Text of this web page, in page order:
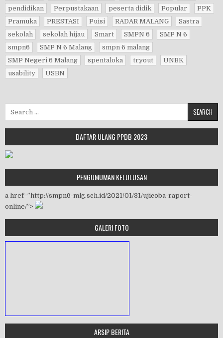
pendidikan
Perpustakaan peserta didik Popular
PPK
Pramuka
PRESTASI Puisi RADAR MALANG
Sastra
sekolah
sekolah hijau Smart SMPN 6
SMP N 6
smpn6
SMP N 6 Malang
smpn 6 malang
SMP Negeri 6 Malang
spentaloka tryout
UNBK
usability
USBN
DAFTAR ULANG PPDB 2023
PENGUMUMAN KELULUSAN
a href=”http://smpn6-mlg.sch.id/2021/01/31/ujicoba-raport-
online/”>
GALERI FOTO
ARSIP BERITA